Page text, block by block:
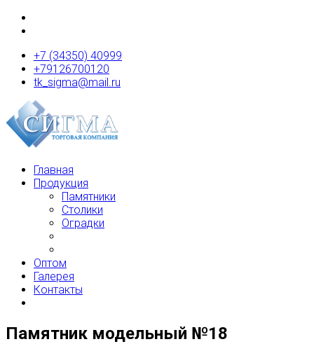
+7 (34350) 40999
+79126700120
tk_sigma@mail.ru
Главная
Продукция
Памятники
Столики
Оградки
Оптом
Галерея
Контакты
Памятник модельный №18